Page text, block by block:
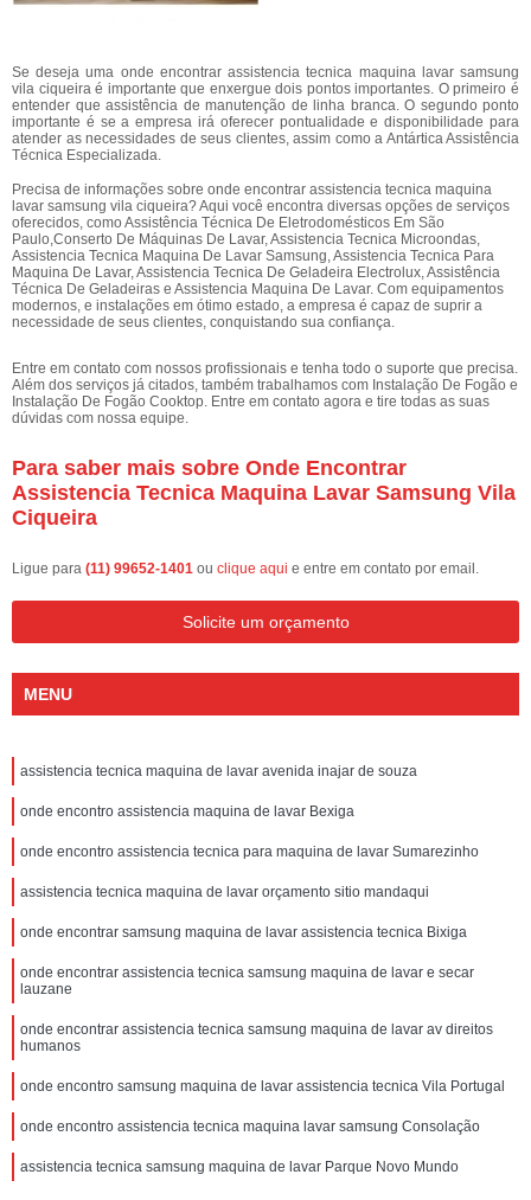
Se deseja uma onde encontrar assistencia tecnica maquina lavar samsung
vila ciqueira é importante que enxergue dois pontos importantes. O primeiro é
entender que assistência de manutenção de linha branca. O segundo ponto
importante é se a empresa irá oferecer pontualidade e disponibilidade para
atender as necessidades de seus clientes, assim como a Antártica Assistência
Técnica Especializada.
Precisa de informações sobre onde encontrar assistencia tecnica maquina
lavar samsung vila ciqueira? Aqui você encontra diversas opções de serviços
oferecidos, como Assistência Técnica De Eletrodomésticos Em São
Paulo,Conserto De Máquinas De Lavar, Assistencia Tecnica Microondas,
Assistencia Tecnica Maquina De Lavar Samsung, Assistencia Tecnica Para
Maquina De Lavar, Assistencia Tecnica De Geladeira Electrolux, Assistência
Técnica De Geladeiras e Assistencia Maquina De Lavar. Com equipamentos
modernos, e instalações em ótimo estado, a empresa é capaz de suprir a
necessidade de seus clientes, conquistando sua confiança.
Entre em contato com nossos profissionais e tenha todo o suporte que precisa.
Além dos serviços já citados, também trabalhamos com Instalação De Fogão e
Instalação De Fogão Cooktop. Entre em contato agora e tire todas as suas
dúvidas com nossa equipe.
Para saber mais sobre Onde Encontrar
Assistencia Tecnica Maquina Lavar Samsung Vila
Ciqueira
Ligue para (11) 99652-1401 ou clique aqui e entre em contato por email.
Solicite um orçamento
MENU
assistencia tecnica maquina de lavar avenida inajar de souza
onde encontro assistencia maquina de lavar Bexiga
onde encontro assistencia tecnica para maquina de lavar Sumarezinho
assistencia tecnica maquina de lavar orçamento sitio mandaqui
onde encontrar samsung maquina de lavar assistencia tecnica Bixiga
onde encontrar assistencia tecnica samsung maquina de lavar e secar
lauzane
onde encontrar assistencia tecnica samsung maquina de lavar av direitos
humanos
onde encontro samsung maquina de lavar assistencia tecnica Vila Portugal
onde encontro assistencia tecnica maquina lavar samsung Consolação
assistencia tecnica samsung maquina de lavar Parque Novo Mundo